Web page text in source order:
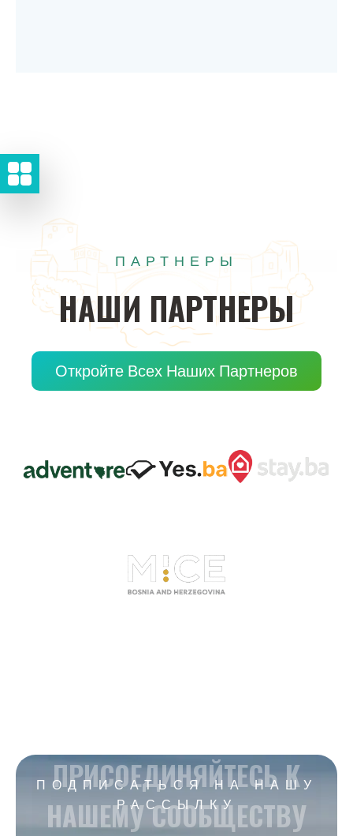
ПАРТНЕРЫ
НАШИ ПАРТНЕРЫ
Откройте Всех Наших Партнеров
ПОДПИСАТЬСЯ НА НАШУ
РАССЫЛКУ
ПРИСОЕДИНЯЙТЕСЬ К
НАШЕМУ СООБЩЕСТВУ